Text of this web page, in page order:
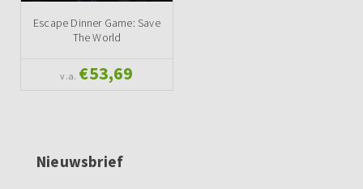
Escape Dinner Game: Save
The World
v.a. €53,69
Nieuwsbrief